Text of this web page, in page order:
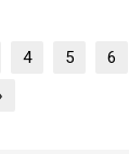
4 5 6
›